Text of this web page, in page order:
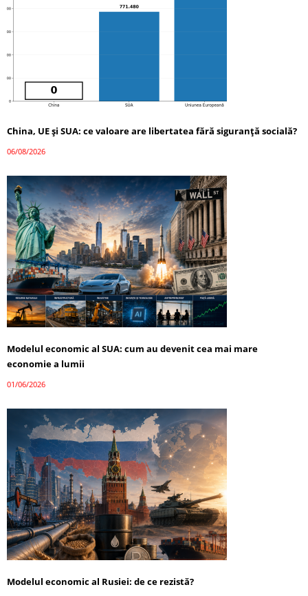
China, UE și SUA: ce valoare are libertatea fără siguranță socială?
06/08/2026
Modelul economic al SUA: cum au devenit cea mai mare
economie a lumii
01/06/2026
Modelul economic al Rusiei: de ce rezistă?